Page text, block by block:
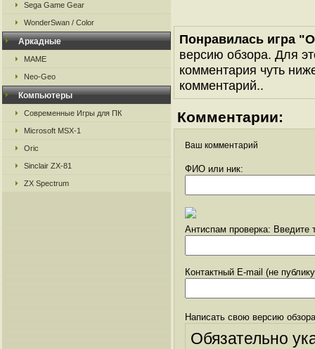
Sega Game Gear
WonderSwan / Color
Аркадные
MAME
Neo-Geo
Компьютеры
Современные Игры для ПК
Microsoft MSX-1
Oric
Sinclair ZX-81
ZX Spectrum
Понравилась игра
версию обзора. Для
комментария чуть
комментарий..
Комментарии:
Ваш комментарий
ФИО или ник:
Антиспам проверка: Введите
Контактный E-mail (не
Написать свою версию
Обязательно